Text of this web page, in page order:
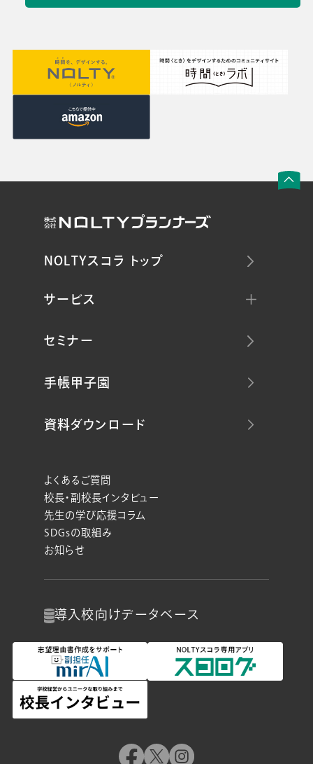
NOLTYスコラ トップ
サービス
セミナー
手帳甲子園
資料ダウンロード
よくあるご質問
校長・副校長インタビュー
先生の学び応援コラム
SDGsの取組み
お知らせ
導入校向けデータベース